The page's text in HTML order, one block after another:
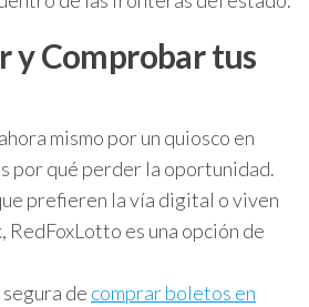
y Comprobar tus
mismo por un quiosco en
por qué perder la oportunidad.
prefieren la vía digital o viven
RedFoxLotto es una opción de
de comprar boletos en